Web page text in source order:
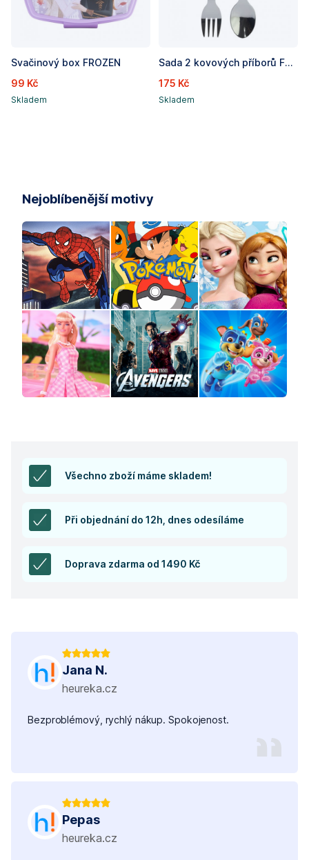
Svačinový box FROZEN
99 Kč
Skladem
Sada 2 kovových příborů FROZEN - lžíce a vidlička
175 Kč
Skladem
Nejoblíbenější motivy
Všechno zboží máme skladem!
Při objednání do 12h, dnes odesíláme
Doprava zdarma od 1490 Kč
Jana N.
heureka.cz
Bezproblémový, rychlý nákup. Spokojenost.
Pepas
heureka.cz